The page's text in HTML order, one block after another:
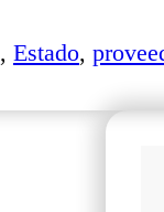
, Estado,